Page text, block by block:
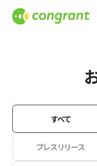
すべて
プレスリリース